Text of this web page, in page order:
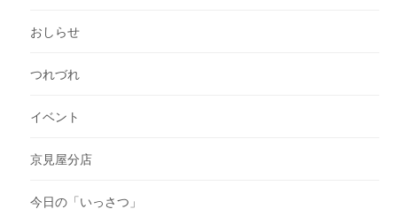
おしらせ
つれづれ
イベント
京見屋分店
今日の「いっさつ」